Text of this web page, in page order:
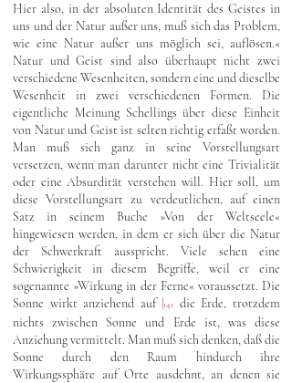
Hier also, in der absoluten Identität des Geistes in
uns und der Natur außer uns, muß sich das Problem,
wie eine Natur außer uns möglich sei, auflösen.«
Natur und Geist sind also überhaupt nicht zwei
verschiedene Wesenheiten, sondern eine und dieselbe
Wesenheit in zwei verschiedenen Formen. Die
eigentliche Meinung Schellings über diese Einheit
von Natur und Geist ist selten richtig erfaßt worden.
Man muß sich ganz in seine Vorstellungsart
versetzen, wenn man darunter nicht eine Trivialität
oder eine Absurdität verstehen will. Hier soll, um
diese Vorstellungsart zu verdeutlichen, auf einen
Satz in seinem Buche »Von der Weltseele«
hingewiesen werden, in dem er sich über die Natur
der Schwerkraft ausspricht. Viele sehen eine
Schwierigkeit in diesem Begriffe, weil er eine
sogenannte »Wirkung in der Ferne« voraussetzt. Die
Sonne wirkt anziehend auf 141 die Erde, trotzdem
nichts zwischen Sonne und Erde ist, was diese
Anziehung vermittelt. Man muß sich denken, daß die
Sonne durch den Raum hindurch ihre
Wirkungssphäre auf Orte ausdehnt, an denen sie